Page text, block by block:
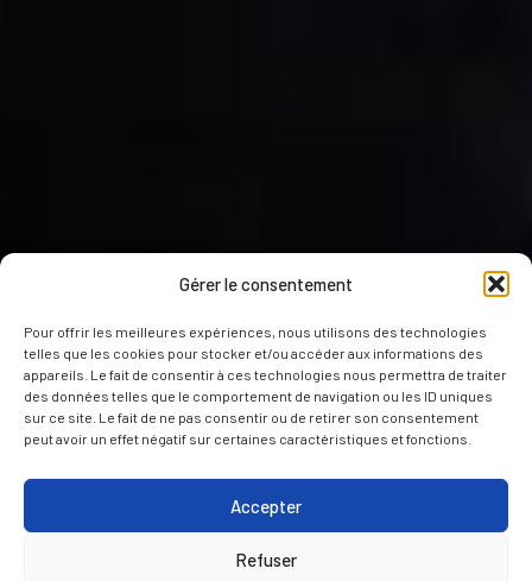
Gérer le consentement
Pour offrir les meilleures expériences, nous utilisons des technologies
telles que les cookies pour stocker et/ou accéder aux informations des
appareils. Le fait de consentir à ces technologies nous permettra de traiter
des données telles que le comportement de navigation ou les ID uniques
sur ce site. Le fait de ne pas consentir ou de retirer son consentement
peut avoir un effet négatif sur certaines caractéristiques et fonctions.
Accepter
Refuser